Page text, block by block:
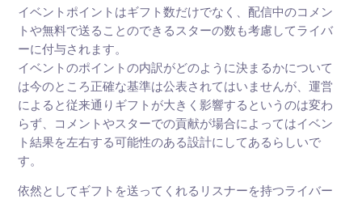
イベントポイントはギフト数だけでなく、配信中のコメン
トや無料で送ることのできるスターの数も考慮してライバ
ーに付与されます。
イベントのポイントの内訳がどのように決まるかについて
は今のところ正確な基準は公表されてはいませんが、運営
によると従来通りギフトが大きく影響するというのは変わ
らず、コメントやスターでの貢献が場合によってはイベン
ト結果を左右する可能性のある設計にしてあるらしいで
す。
依然としてギフトを送ってくれるリスナーを持つライバー